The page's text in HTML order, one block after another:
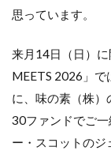
思っています。
来月14日（日）
MEETS 2026」で
に、味の素（株
30ファンドでご
ー・スコットの